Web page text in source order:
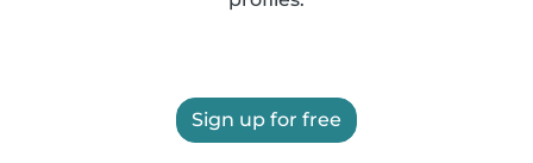
Sign up for free